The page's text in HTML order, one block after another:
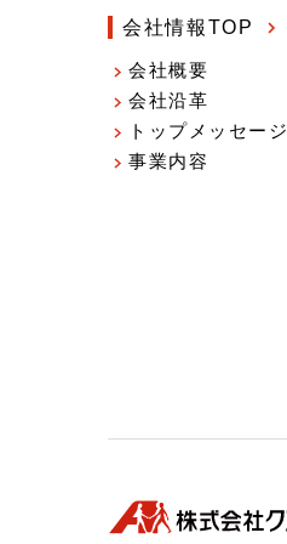
会社情報TOP
会社概要
会社沿革
トップメッセージ
事業内容